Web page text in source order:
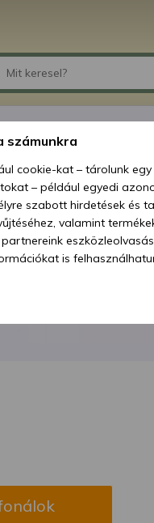
számunkra
cookie-kat – tárolunk
– például egyedi
szabott hirdetések és
valamint
is
a fent leírtak szerint
elutasítása előtt
hogy személyes
de jogában áll tiltakozni